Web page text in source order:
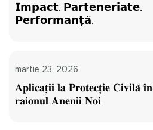
𝗜𝗺𝗽𝗮𝗰𝘁. 𝗣𝗮𝗿𝘁𝗲𝗻𝗲𝗿𝗶𝗮𝘁𝗲.
𝗣𝗲𝗿𝗳𝗼𝗿𝗺𝗮𝗻𝘁̦𝗮̆.
martie 23, 2026
𝐀𝐩𝐥𝐢𝐜𝐚𝐭̦𝐢𝐢 𝐥𝐚 𝐏𝐫𝐨𝐭𝐞𝐜𝐭̦𝐢𝐞 𝐂𝐢𝐯𝐢𝐥𝐚̆ 𝐢̂𝐧
𝐫𝐚𝐢𝐨𝐧𝐮𝐥 𝐀𝐧𝐞𝐧𝐢𝐢 𝐍𝐨𝐢